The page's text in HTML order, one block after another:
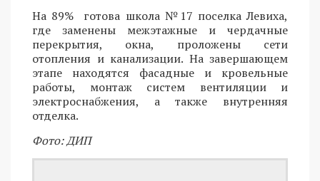
На 89% готова школа №17 поселка Левиха,
где заменены межэтажные и чердачные
перекрытия, окна, проложены сети
отопления и канализации. На завершающем
этапе находятся фасадные и кровельные
работы, монтаж систем вентиляции и
электроснабжения, а также внутренняя
отделка.
Фото: ДИП